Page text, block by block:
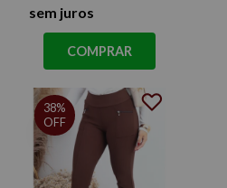
sem juros
COMPRAR
38%
OFF